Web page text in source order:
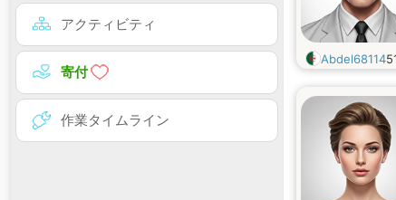
アクティビティ
寄付
作業タイムライン
Abdel68114